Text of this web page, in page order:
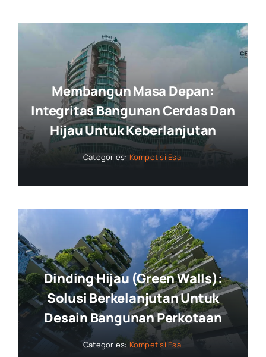
Membangun Masa Depan:
Integritas Bangunan Cerdas Dan
Hijau Untuk Keberlanjutan
Categories: Kompetisi Esai
Dinding Hijau (Green Walls):
Solusi Berkelanjutan Untuk
Desain Bangunan Perkotaan
Categories: Kompetisi Esai